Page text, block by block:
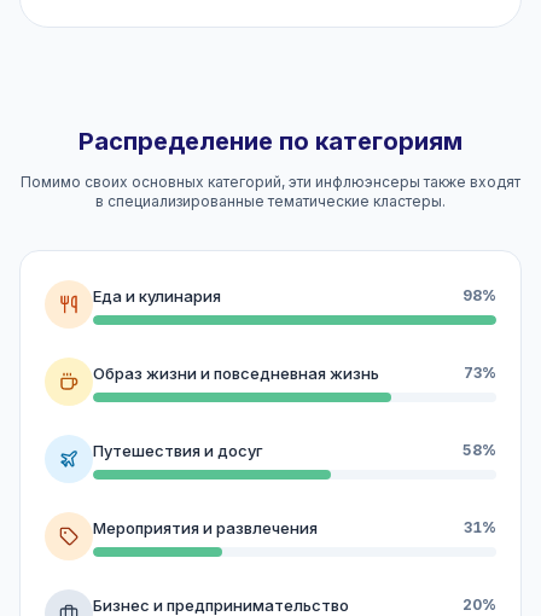
Распределение по категориям
Помимо своих основных категорий, эти инфлюэнсеры также входят
в специализированные тематические кластеры.
Еда и кулинария 98%
Образ жизни и повседневная жизнь 73%
Путешествия и досуг 58%
Мероприятия и развлечения 31%
Бизнес и предпринимательство 20%